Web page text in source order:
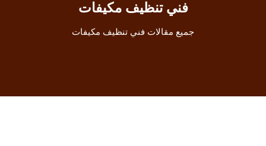
فني تنظيف مكيفات
جميع مقالات فني تنظيف مكيفات